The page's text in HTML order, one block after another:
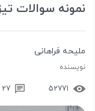
نمونه سوالات
ملیحه فراهانی
نویسنده
52771
27